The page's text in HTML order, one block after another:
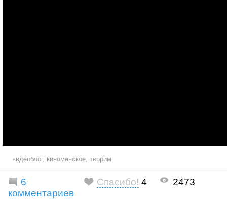
видеоблог, киноманское творим
6
комментариев
Спасибо! 4 2473